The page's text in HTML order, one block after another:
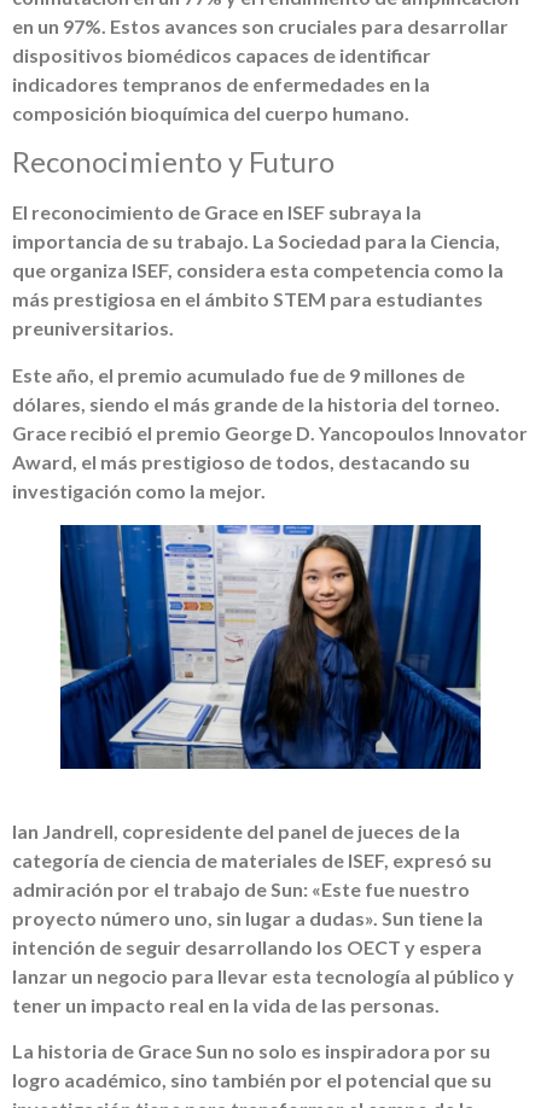
en un 97%. Estos avances son cruciales para desarrollar
dispositivos biomédicos capaces de identificar
indicadores tempranos de enfermedades en la
composición bioquímica del cuerpo humano.
Reconocimiento y Futuro
El reconocimiento de Grace en ISEF subraya la
importancia de su trabajo. La Sociedad para la Ciencia,
que organiza ISEF, considera esta competencia como la
más prestigiosa en el ámbito STEM para estudiantes
preuniversitarios.
Este año, el premio acumulado fue de 9 millones de
dólares, siendo el más grande de la historia del torneo.
Grace recibió el premio George D. Yancopoulos Innovator
Award, el más prestigioso de todos, destacando su
investigación como la mejor.
Ian Jandrell, copresidente del panel de jueces de la
categoría de ciencia de materiales de ISEF, expresó su
admiración por el trabajo de Sun: «Este fue nuestro
proyecto número uno, sin lugar a dudas». Sun tiene la
intención de seguir desarrollando los OECT y espera
lanzar un negocio para llevar esta tecnología al público y
tener un impacto real en la vida de las personas.
La historia de Grace Sun no solo es inspiradora por su
logro académico, sino también por el potencial que su